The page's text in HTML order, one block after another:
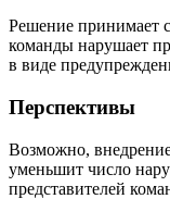
Решение принимает
команды нарушает
в виде
Перспективы
Возможно,
уменьшит число
представителей